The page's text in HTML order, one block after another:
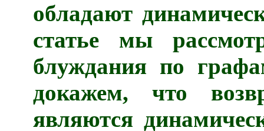
обладают
статье мы
блуждания по
докажем, что
являются